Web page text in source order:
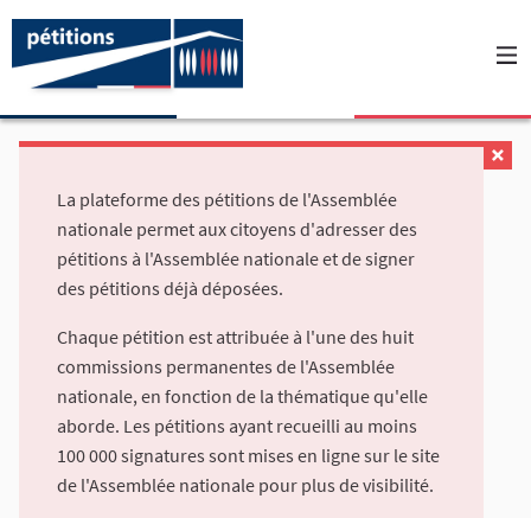
La plateforme des pétitions de l'Assemblée
nationale permet aux citoyens d'adresser des
pétitions à l'Assemblée nationale et de signer
des pétitions déjà déposées.
Chaque pétition est attribuée à l'une des huit
commissions permanentes de l'Assemblée
nationale, en fonction de la thématique qu'elle
aborde. Les pétitions ayant recueilli au moins
100 000 signatures sont mises en ligne sur le site
de l'Assemblée nationale pour plus de visibilité.